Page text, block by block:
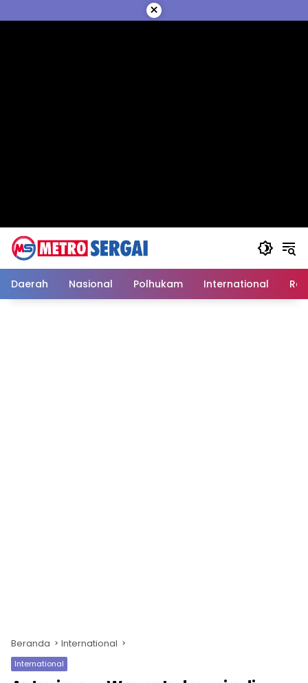
ke
×
Daerah Nasional Polhukam International
Beranda International
International